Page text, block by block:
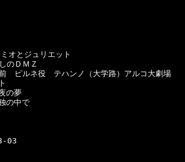
オとジュリエット
ＭＺ
役　テハンノ（大学路）アルコ大劇場
夢
中で